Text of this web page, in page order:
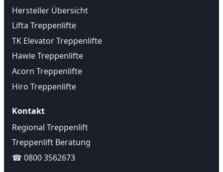
Hersteller Übersicht
Lifta Treppenlifte
TK Elevator Treppenlifte
Hawle Treppenlifte
Acorn Treppenlifte
Hiro Treppenlifte
Kontakt
Regional Treppenlift
Treppenlift Beratung
☎ 0800 3562673